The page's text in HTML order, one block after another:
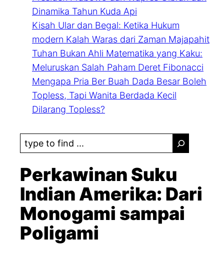
Dinamika Tahun Kuda Api
Kisah Ular dan Begal: Ketika Hukum
modern Kalah Waras dari Zaman Majapahit
Tuhan Bukan Ahli Matematika yang Kaku:
Meluruskan Salah Paham Deret Fibonacci
Mengapa Pria Ber Buah Dada Besar Boleh
Topless, Tapi Wanita Berdada Kecil
Dilarang Topless?
S
e
a
r
h
Perkawinan Suku
Indian Amerika: Dari
Monogami sampai
Poligami